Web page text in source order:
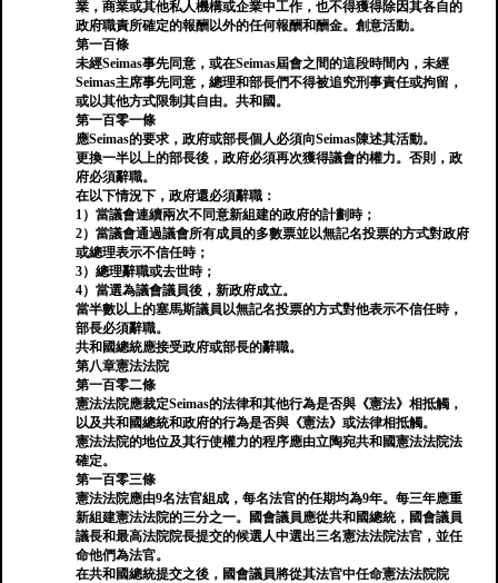
業，商業或其他私人機構或企業中工作，也不得獲得除因其各自的
政府職責所確定的報酬以外的任何報酬和酬金。創意活動。
第一百條
未經Seimas事先同意，或在Seimas屆會之間的這段時間內，未經
Seimas主席事先同意，總理和部長們不得被追究刑事責任或拘留，
或以其他方式限制其自由。共和國。
第一百零一條
應Seimas的要求，政府或部長個人必須向Seimas陳述其活動。
更換一半以上的部長後，政府必須再次獲得議會的權力。否則，政
府必須辭職。
在以下情況下，政府還必須辭職：
1）當議會連續兩次不同意新組建的政府的計劃時；
2）當議會通過議會所有成員的多數票並以無記名投票的方式對政府
或總理表示不信任時；
3）總理辭職或去世時；
4）當選為議會議員後，新政府成立。
當半數以上的塞馬斯議員以無記名投票的方式對他表示不信任時，
部長必須辭職。
共和國總統應接受政府或部長的辭職。
第八章憲法法院
第一百零二條
憲法法院應裁定Seimas的法律和其他行為是否與《憲法》相抵觸，
以及共和國總統和政府的行為是否與《憲法》或法律相抵觸。
憲法法院的地位及其行使權力的程序應由立陶宛共和國憲法法院法
確定。
第一百零三條
憲法法院應由9名法官組成，每名法官的任期均為9年。每三年應重
新組建憲法法院的三分之一。國會議員應從共和國總統，國會議員
議長和最高法院院長提交的候選人中選出三名憲法法院法官，並任
命他們為法官。
在共和國總統提交之後，國會議員將從其法官中任命憲法法院院